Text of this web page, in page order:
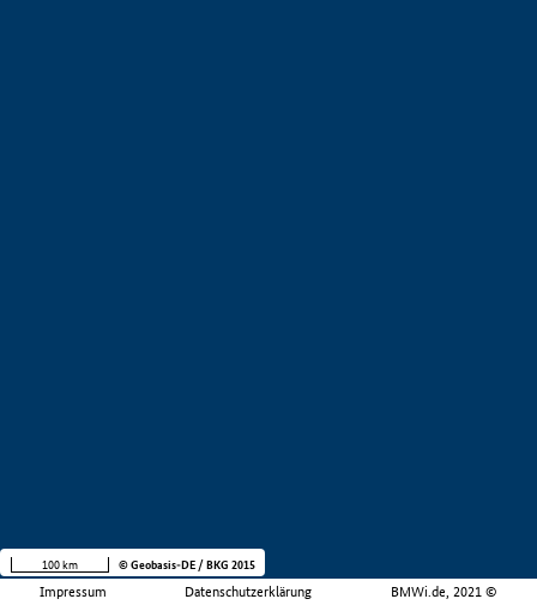
Impressum Datenschutzerklärung BMWi.de, 2021 ©
100 km © Geobasis-DE / BKG 2015